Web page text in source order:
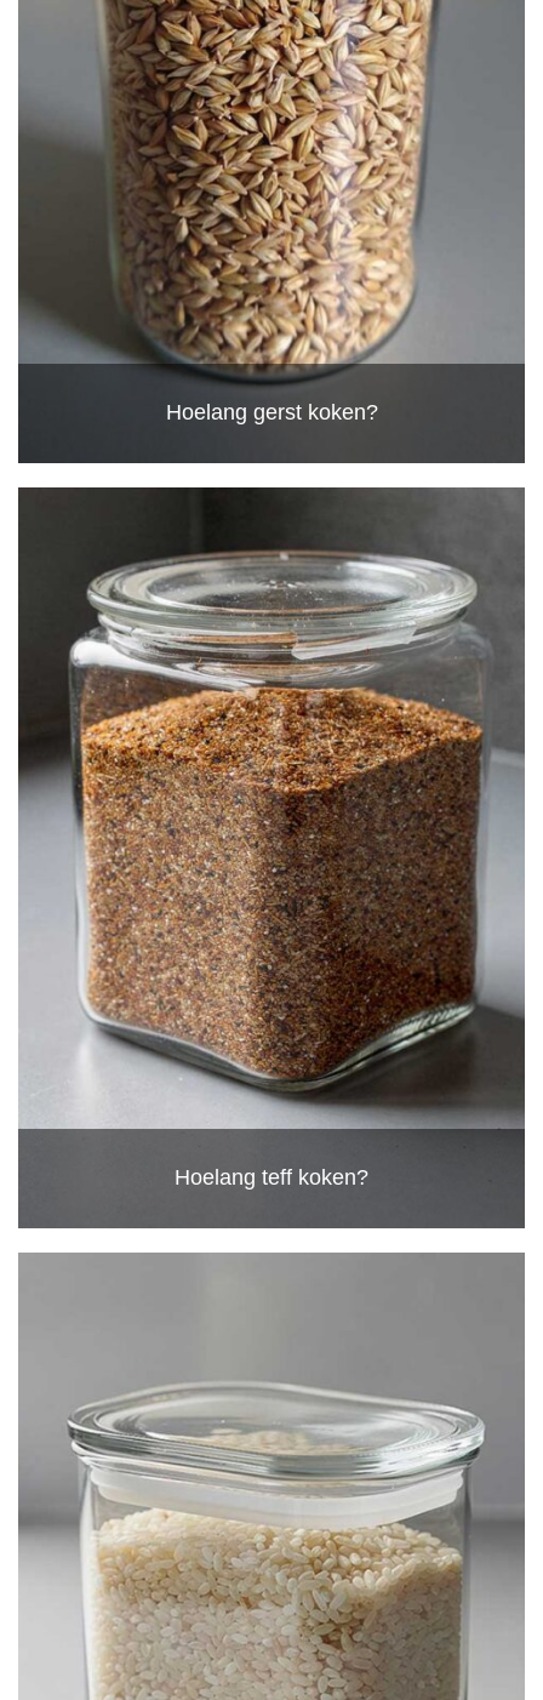
Hoelang gerst koken?
Hoelang teff koken?